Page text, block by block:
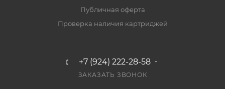
Публичная оферта
Проверка наличия картриджей
+7 (924) 222-28-58
ЗАКАЗАТЬ ЗВОНОК